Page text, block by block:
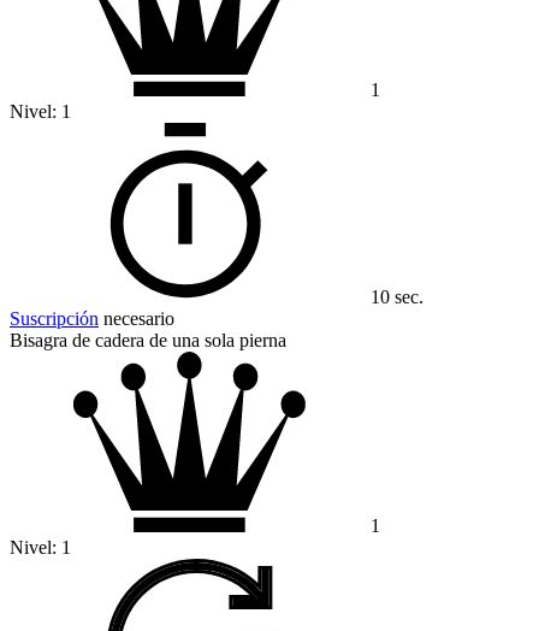
1
Nivel: 1
10 sec.
Suscripción necesario
Bisagra de cadera de una sola pierna
1
Nivel: 1